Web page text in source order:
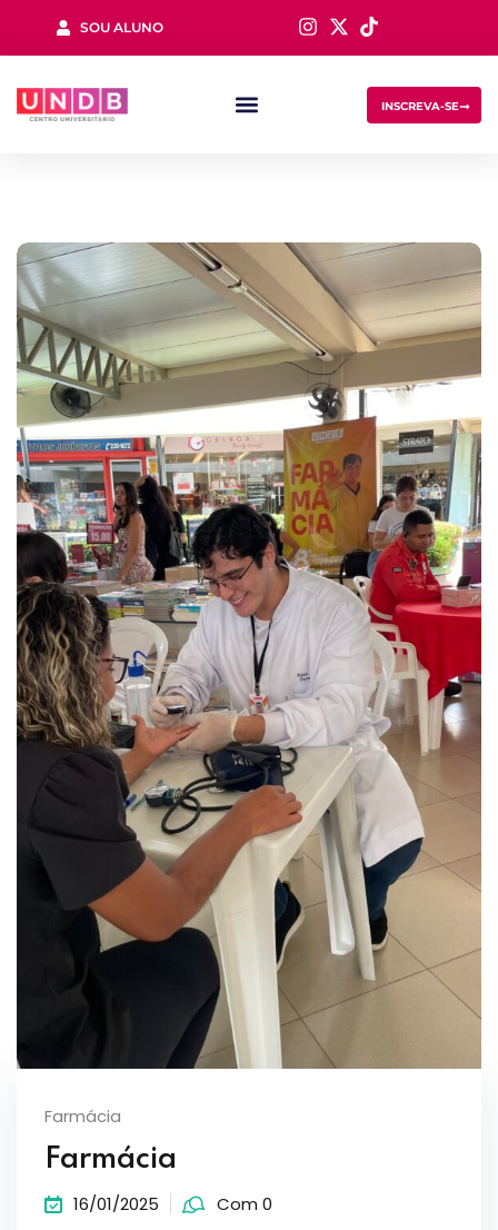
SOU ALUNO
INSCREVA-SE
Farmácia
Farmácia
16/01/2025 Com 0
Remember me Lost your password?